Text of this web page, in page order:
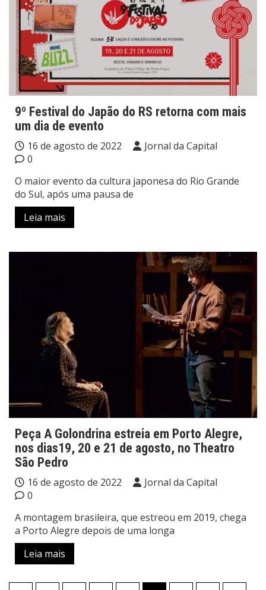
9º Festival do Japão do RS retorna com mais
um dia de evento
16 de agosto de 2022
Jornal da Capital
0
O maior evento da cultura japonesa do Rio Grande
do Sul, após uma pausa de
Leia mais
Peça A Golondrina estreia em Porto Alegre,
nos dias19, 20 e 21 de agosto, no Theatro
São Pedro
16 de agosto de 2022
Jornal da Capital
0
A montagem brasileira, que estreou em 2019, chega
a Porto Alegre depois de uma longa
Leia mais